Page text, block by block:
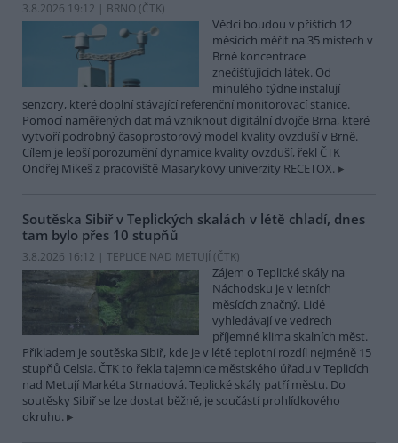
3.8.2026 19:12 | BRNO (ČTK)
Vědci boudou v příštích 12
měsících měřit na 35 místech v
Brně koncentrace
znečišťujících látek. Od
minulého týdne instalují
senzory, které doplní stávající referenční monitorovací stanice.
Pomocí naměřených dat má vzniknout digitální dvojče Brna, které
vytvoří podrobný časoprostorový model kvality ovzduší v Brně.
Cílem je lepší porozumění dynamice kvality ovzduší, řekl ČTK
Ondřej Mikeš z pracoviště Masarykovy univerzity RECETOX.
Soutěska Sibiř v Teplických skalách v létě chladí, dnes
tam bylo přes 10 stupňů
3.8.2026 16:12 | TEPLICE NAD METUJÍ (ČTK)
Zájem o Teplické skály na
Náchodsku je v letních
měsících značný. Lidé
vyhledávají ve vedrech
příjemné klima skalních měst.
Příkladem je soutěska Sibiř, kde je v létě teplotní rozdíl nejméně 15
stupňů Celsia. ČTK to řekla tajemnice městského úřadu v Teplicích
nad Metují Markéta Strnadová. Teplické skály patří městu. Do
soutěsky Sibiř se lze dostat běžně, je součástí prohlídkového
okruhu.